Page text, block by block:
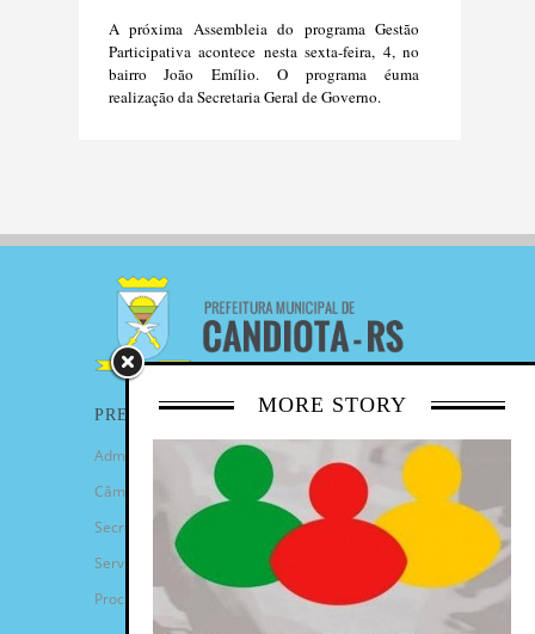
A próxima Assembleia do programa Gestão
Participativa acontece nesta sexta-feira, 4, no
bairro João Emílio.O programaéuma
realização da Secretaria Geral de Governo.
MORE STORY
PREFEITURA
Administração Municipal
Câmara de Vereadores
Secretarias
Serviços
Procuradoria Geral